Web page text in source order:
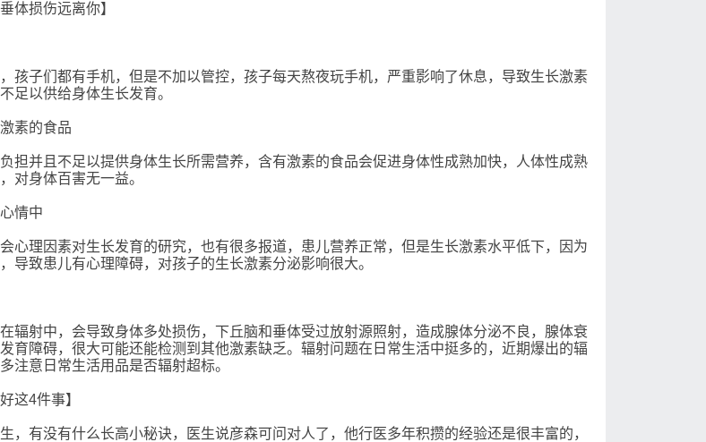
体损伤远离你】
孩子们都有手机，但是不加以管控，孩子每天熬夜玩手机，严重影响了休息，导致生长激素
足以供给身体生长发育。
素的食品
担并且不足以提供身体生长所需营养，含有激素的食品会促进身体性成熟加快，人体性成熟
对身体百害无一益。
情中
心理因素对生长发育的研究，也有很多报道，患儿营养正常，但是生长激素水平低下，因为
导致患儿有心理障碍，对孩子的生长激素分泌影响很大。
辐射中，会导致身体多处损伤，下丘脑和垂体受过放射源照射，造成腺体分泌不良，腺体衰
育障碍，很大可能还能检测到其他激素缺乏。辐射问题在日常生活中挺多的，近期爆出的辐
注意日常生活用品是否辐射超标。
这4件事】
，有没有什么长高小秘诀，医生说彦森可问对人了，他行医多年积攒的经验还是很丰富的，